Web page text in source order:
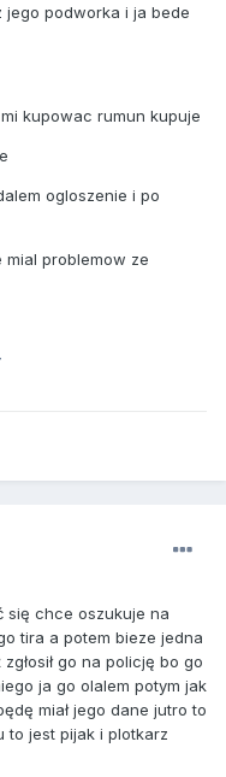
jego podworka i ja bede
kupowac rumun kupuje
ogloszenie i po
problemow ze
się chce oszukuje na
tira a potem bieze jedna
go na policję bo go
ja go olalem potym jak
miał jego dane jutro to
to jest pijak i plotkarz